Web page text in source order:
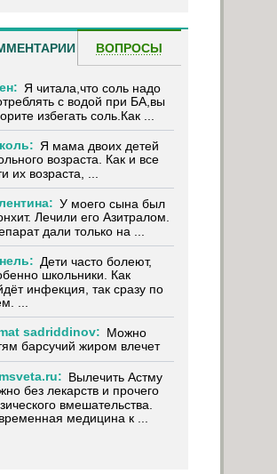
ВОПРОСЫ
Я читала,что соль надо
с водой при БА,вы
избегать соль.Как ...
Я мама двоих детей
возраста. Как и все
их возраста, ...
У моего сына был
Лечили его Азитралом.
дали только на ...
Дети часто болеют,
школьники. Как
инфекция, так сразу по
...
sadriddinov: Можно
барсучий жиром влечет
Вылечить Астму
без лекарств и прочего
вмешательства.
медицина к ...